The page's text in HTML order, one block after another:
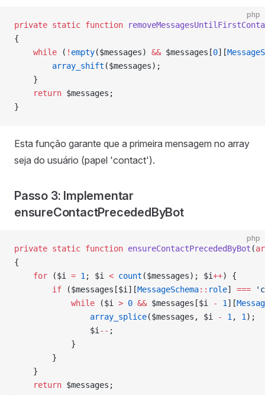
php
private static function
{
    while
( ! empty($messages) && $messages[0][
        array_shift
($messages);
    }
    return
$messages;
}
Esta função garante que a primeira mensagem no array
seja do usuário (papel 'contact').
Passo 3: Implementar
ensureContactPrecededByBot
php
private static function ensureContactPrecededByBot (
{
    for
($i = 1 ; $i < count ($messages); $i++) {
        if
($messages[$i][MessageSchema:: role] ===
            while
($i > 0 && $messages[$i - 1 ][
                array_splice
($messages, $i - 1 , 1 );
                $i
-- ;
            }
        }
    }
    return
$messages;